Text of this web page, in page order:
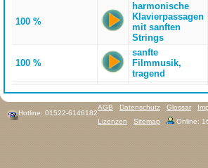
100 %
harmonische
Klavierpassagen
mit sanften
Strings
100 %
sanfte
Filmmusik,
tragend
Hotline: 01522-6146182
AGB Datenschutz Glossar
Lizenzen
Sitemap Online: